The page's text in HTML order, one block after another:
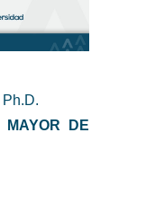
MAYOR DE